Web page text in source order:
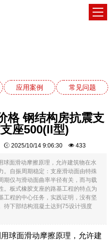
应用案例 常见问题
格 钢结构房抗震支
座500(II型)
2025/10/14 9:06:30 433
球面滑动摩擦原理，允许建筑物在水
。自振周期稳定：支座滑动面由特殊
期仅与滑动面曲率半径有关，而与载
。板式橡胶支座的路基工程的特点为
工程的中心任务，实践证明，没有坚
待下部结构混凝土达到75设计强度
球面滑动摩擦原理，允许建